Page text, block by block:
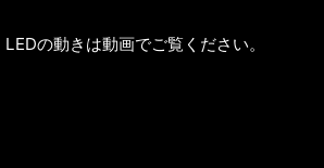
LEDの動きは動画でご覧ください。